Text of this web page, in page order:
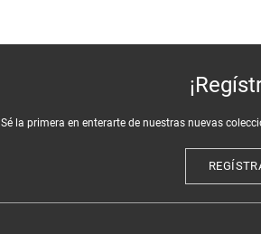
Sé la primera en enterarte de nuestras nuevas